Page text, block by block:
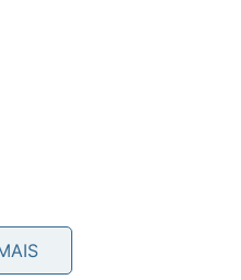
em 6 passos